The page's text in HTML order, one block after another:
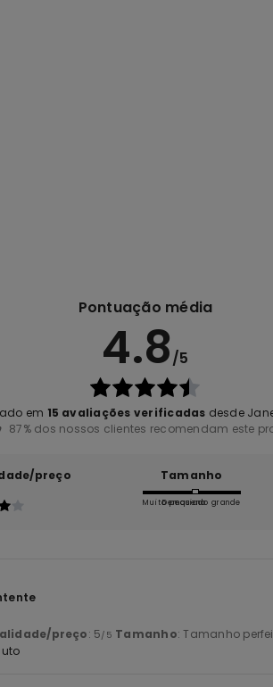
Pontuação média
4.8/5
em 15 avaliações verificadas desde
87% dos nossos clientes recomendam este
preço
Tamanho
Muito pequeno
Demasiado grande
preço: 5/5 Tamanho: Tamanho